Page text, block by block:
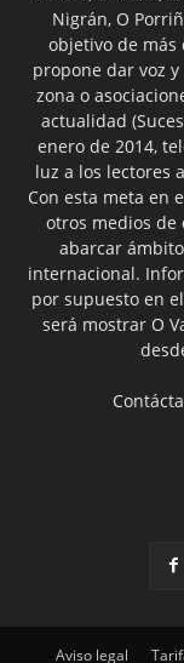
Nigrán, O
objetivo de más
propone dar voz
zona o
actualidad
enero de 2014,
luz a los lectores
Con esta meta en
otros medios de
abarcar
internacional.
por supuesto en
será mostrar O
Aviso legal